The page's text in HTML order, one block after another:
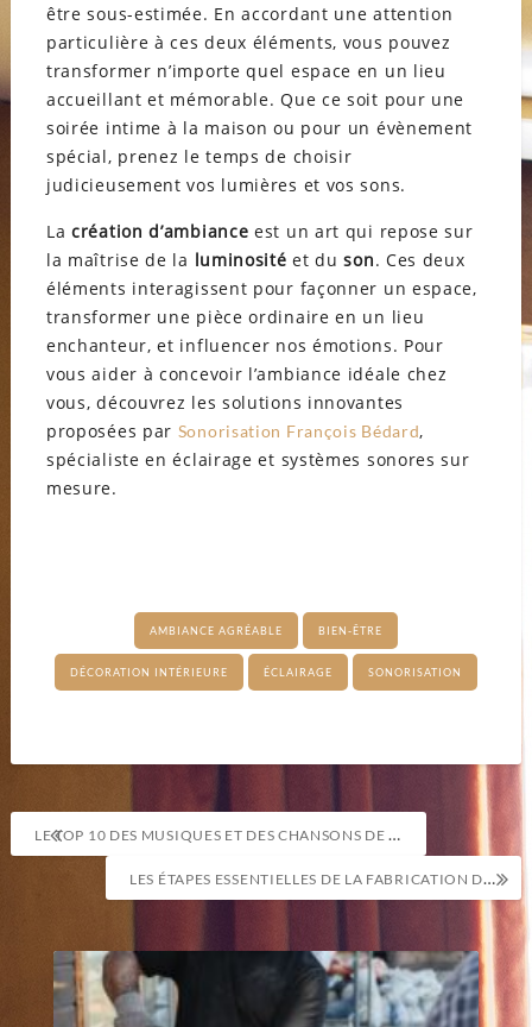
être sous-estimée. En accordant une attention
particulière à ces deux éléments, vous pouvez
transformer n’importe quel espace en un lieu
accueillant et mémorable. Que ce soit pour une
soirée intime à la maison ou pour un évènement
spécial, prenez le temps de choisir
judicieusement vos lumières et vos sons.
Lacréation d’ambiance est un art qui repose sur
la maîtrise de la luminosité et duson. Ces deux
éléments interagissent pour façonner un espace,
transformer une pièce ordinaire en un lieu
enchanteur, et influencer nos émotions. Pour
vous aider à concevoir l’ambiance idéale chez
vous, découvrez les solutions innovantes
proposées par Sonorisation François Bédard,
spécialiste en éclairage et systèmes sonores sur
mesure.
AMBIANCE AGRÉABLE BIEN-ÊTRE
DÉCORATION INTÉRIEURE ÉCLAIRAGE SONORISATION
Navigation
de
l’article
LE TOP 10 DES MUSIQUES ET DES CHANSONS DE MARIAGE
LES ÉTAPES ESSENTIELLES DE LA FABRICATION DE CLÔTURES ET DE PORTAILS